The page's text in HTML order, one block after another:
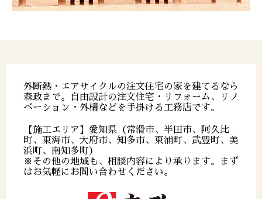
外断熱・エアサイクルの注文住宅の家を建てるなら
森政まで。自由設計の注文住宅・リフォーム、リノ
ベーション・外構などを手掛ける工務店です。
【施工エリア】愛知県（常滑市、半田市、阿久比
町、東海市、大府市、知多市、東浦町、武豊町、美
浜町、南知多町）
※その他の地域も、相談内容により承ります。まず
はお気軽にお問い合わせください。